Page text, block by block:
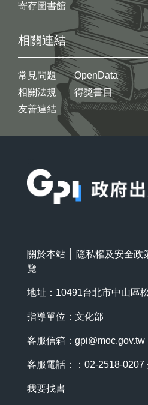
寄存圖書館
相關連結
常見問題
相關法規
友善連結
OpenData
得獎書目
關於本站 隱私權及安全政
覽
地址：10491台北市中山區
指導單位：文化部
客服信箱： gpi@moc.gov.tw
客服電話：：02-2518-0207
我要找書